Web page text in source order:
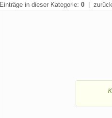
Einträge in dieser Kategorie: 0 |